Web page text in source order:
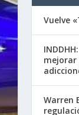
Vuelve
mejorar
Warren